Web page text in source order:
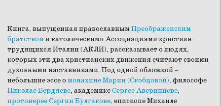
Книга, выпущенная православнымПреображенским
братствоми католическими Ассоциациями христиан
трудящихся Италии (АКЛИ), рассказывает о людях,
которых эти два христианских движения считают своими
духовными наставниками. Под одной обложкой –
небольшие эссе о монахине Марии (Скобцовой), философе
Николае Бердяеве, академикеСергее Аверинцеве,
протоиерее Сергии Булгакове, епископе Михаиле